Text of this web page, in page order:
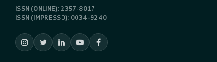
ISSN (ONLINE): 2357-8017
ISSN (IMPRESSO): 0034-9240